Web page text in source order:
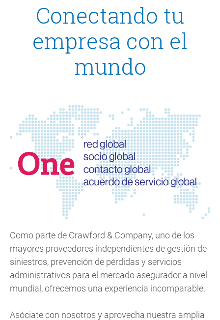
Conectando tu
empresa con el
mundo
Como parte de Crawford & Company, uno de los
mayores proveedores independientes de gestión de
siniestros, prevención de pérdidas y servicios
administrativos para el mercado asegurador a nivel
mundial, ofrecemos una experiencia incomparable.
Asóciate con nosotros y aprovecha nuestra amplia